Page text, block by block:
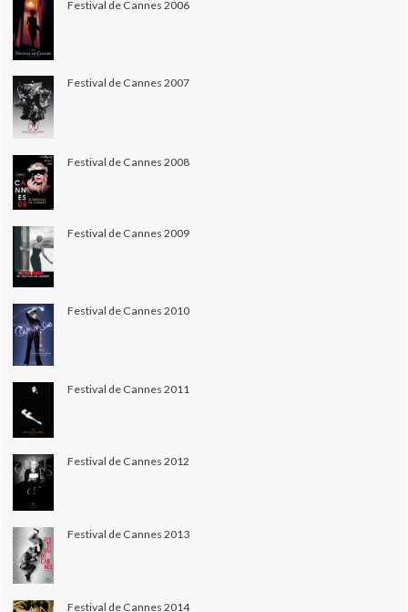
Festival de Cannes 2006
Festival de Cannes 2007
Festival de Cannes 2008
Festival de Cannes 2009
Festival de Cannes 2010
Festival de Cannes 2011
Festival de Cannes 2012
Festival de Cannes 2013
Festival de Cannes 2014